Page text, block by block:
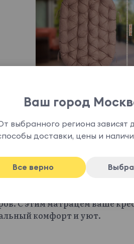
подходит длякресла
изготовлена
Наполнитель
С этим матрацем ваше
комфорт и уют.
Ваш город
выбранного региона зависят
доставки, цены и
Все верно